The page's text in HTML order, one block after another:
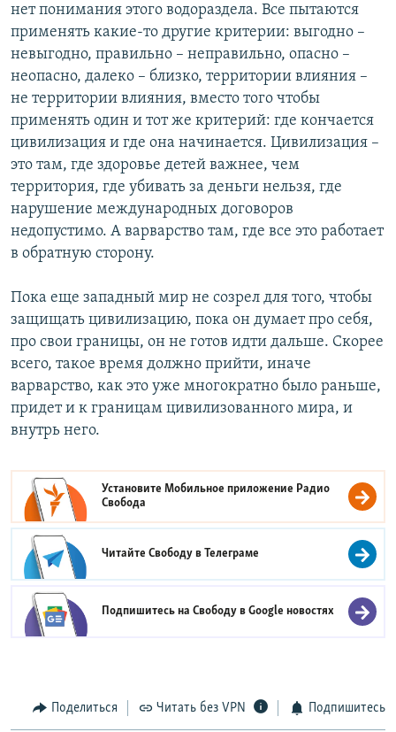
нет понимания этого водораздела. Все пытаются
применять какие-то другие критерии: выгодно –
невыгодно, правильно – неправильно, опасно –
неопасно, далеко – близко, территории влияния –
не территории влияния, вместо того чтобы
применять один и тот же критерий: где кончается
цивилизация и где она начинается. Цивилизация –
это там, где здоровье детей важнее, чем
территория, где убивать за деньги нельзя, где
нарушение международных договоров
недопустимо. А варварство там, где все это работает
в обратную сторону.
Пока еще западный мир не созрел для того, чтобы
защищать цивилизацию, пока он думает про себя,
про свои границы, он не готов идти дальше. Скорее
всего, такое время должно прийти, иначе
варварство, как это уже многократно было раньше,
придет и к границам цивилизованного мира, и
внутрь него.
Установите Мобильное приложение Радио
Свобода
Читайте Свободу вТелеграме
Подпишитесь на Свободу вGoogle новостях
Поделиться Читать без VPN Подпишитесь